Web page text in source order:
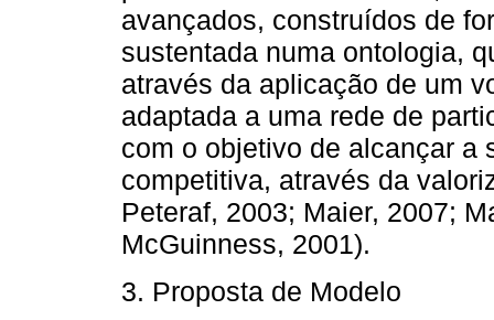
avançados, construídos de
sustentada numa ontologia,
através da aplicação de um
adaptada a uma rede de
com o objetivo de alcançar a
competitiva, através da
Peteraf, 2003; Maier, 2007;
McGuinness, 2001).
3. Proposta de Modelo